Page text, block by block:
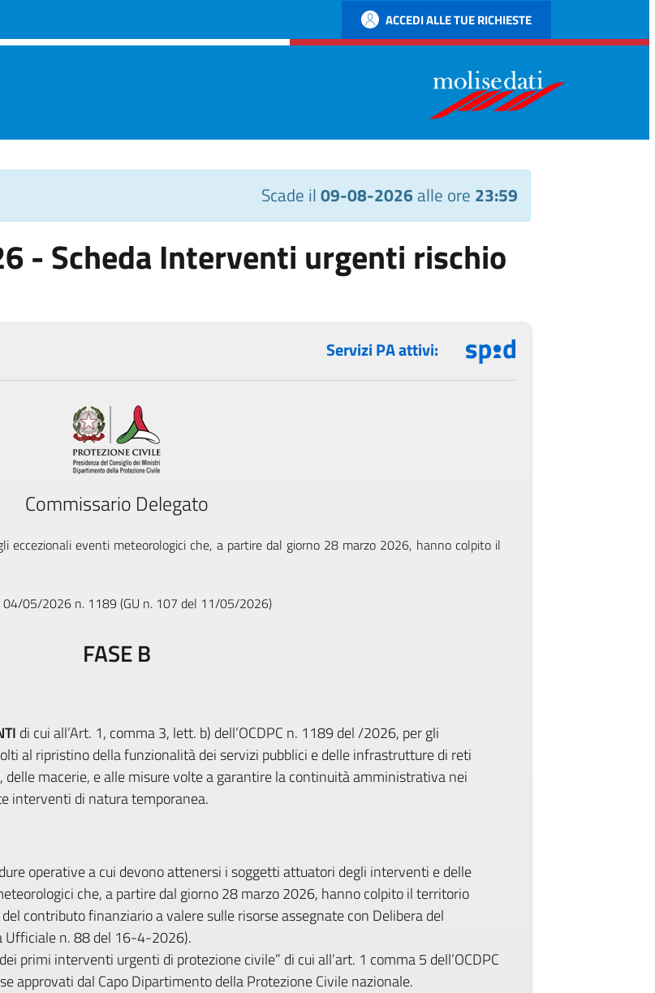
ACCEDI ALLE TUE RICHIESTE
Scade il09-08-2026 alle ore 23:59
- Scheda Interventi urgenti rischio
Servizi PA attivi:
Commissario Delegato
eccezionali eventi meteorologici che, a partire dal giorno 28 marzo 2026, hanno colpito il
04/05/2026 n. 1189 (GU n. 107 del 11/05/2026)
FASE B
di cui all’Art. 1, comma 3, lett. b) dell’OCDPC n. 1189 del /2026, per gli
al ripristino della funzionalità dei servizi pubblici e delle infrastrutture di reti
macerie, e alle misure volte a garantire la continuità amministrativa nei
interventi di natura temporanea.
operative a cui devono attenersi i soggetti attuatori degli interventi e delle
che, a partire dal giorno 28 marzo 2026, hanno colpito il territorio
contributo finanziario a valere sulle risorse assegnate con Delibera del
Ufficiale n. 88 del 16-4-2026).
primi interventi urgenti di protezione civile” di cui all’art. 1 comma 5 dell’OCDPC
approvati dal Capo Dipartimento della Protezione Civile nazionale.